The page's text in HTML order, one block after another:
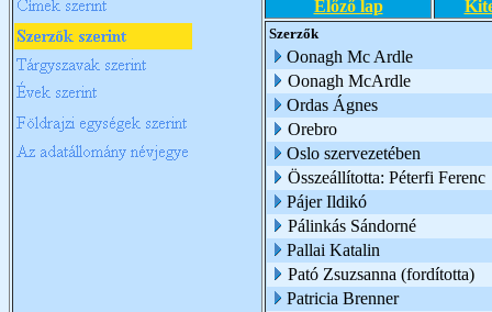
Előző lap
Szerzők
Oonagh Mc Ardle
Oonagh McArdle
Ordas Ágnes
Orebro
Oslo szervezetében
Összeállította: Péterfi Ferenc
Pájer Ildikó
Pálinkás Sándorné
Pallai Katalin
Pató Zsuzsanna (fordította)
Patricia Brenner